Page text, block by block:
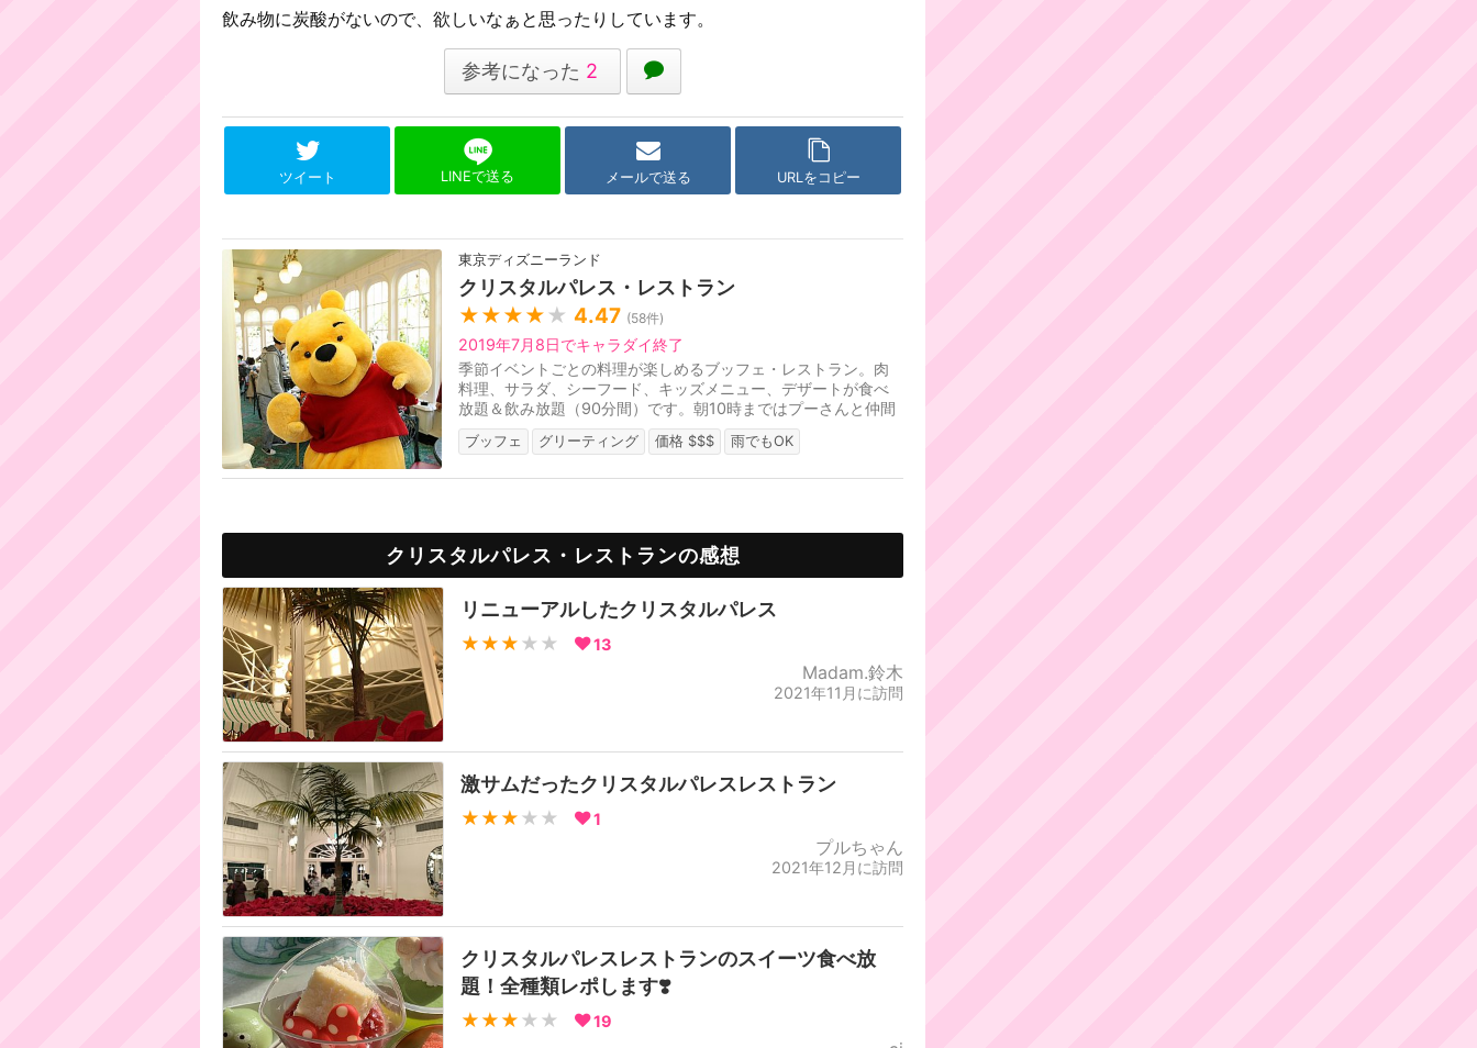
飲み物に炭酸がないので、欲しいなぁと思ったりしています。
参考になった 2
ツイート LINEで送る メールで送る URLをコピー
東京ディズニーランド
クリスタルパレス・レストラン
★★★★ ★ 4.47 (58件)
2019年7月8日でキャラダイ終了
季節イベントごとの料理が楽しめるブッフェ・レストラン。肉
料理、サラダ、シーフード、キッズメニュー、デザートが食べ
放題＆飲み放題（90分間）です。朝10時まではプーさんと仲間
たちがやってくる「ディズニー...
ブッフェ グリーティング 価格 $$$ 雨でもOK
クリスタルパレス・レストランの感想
リニューアルしたクリスタルパレス
★★★ ★★ 13
Madam.鈴木
2021年11月に訪問
激サムだったクリスタルパレスレストラン
★★★ ★★ 1
プルちゃん
2021年12月に訪問
クリスタルパレスレストランのスイーツ食べ放
題！全種類レポします❣️
★★★ ★★ 19